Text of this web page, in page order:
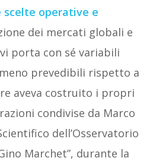
operative e
dei mercati globali e
porta con sé variabili
prevedibili rispetto a
aveva costruito i propri
condivise da Marco
dell’Osservatorio
Marchet”, durante la